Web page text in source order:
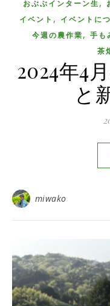
おぶぶインターン生,
イベント , イベントに
今週の農作業, 手も
茶
2024年4
と
miwako